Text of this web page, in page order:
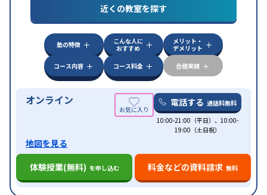
特徴
中高一貫校生に対応授業の振替可能
学習にPC・タブレットを利用オンライン対応1
科目から受講可能
近くの教室を探す
塾の特徴
こんな人に
おすすめ
メリット・
デメリット
コース内容
コース料金 合格実績
オンライン 電話する 通話料無料
10:00-21:00（平日）、10:00-
19:00（土日祝）
地図を見る
体験授業(無料) を申し込む 料金などの資料請求 無料